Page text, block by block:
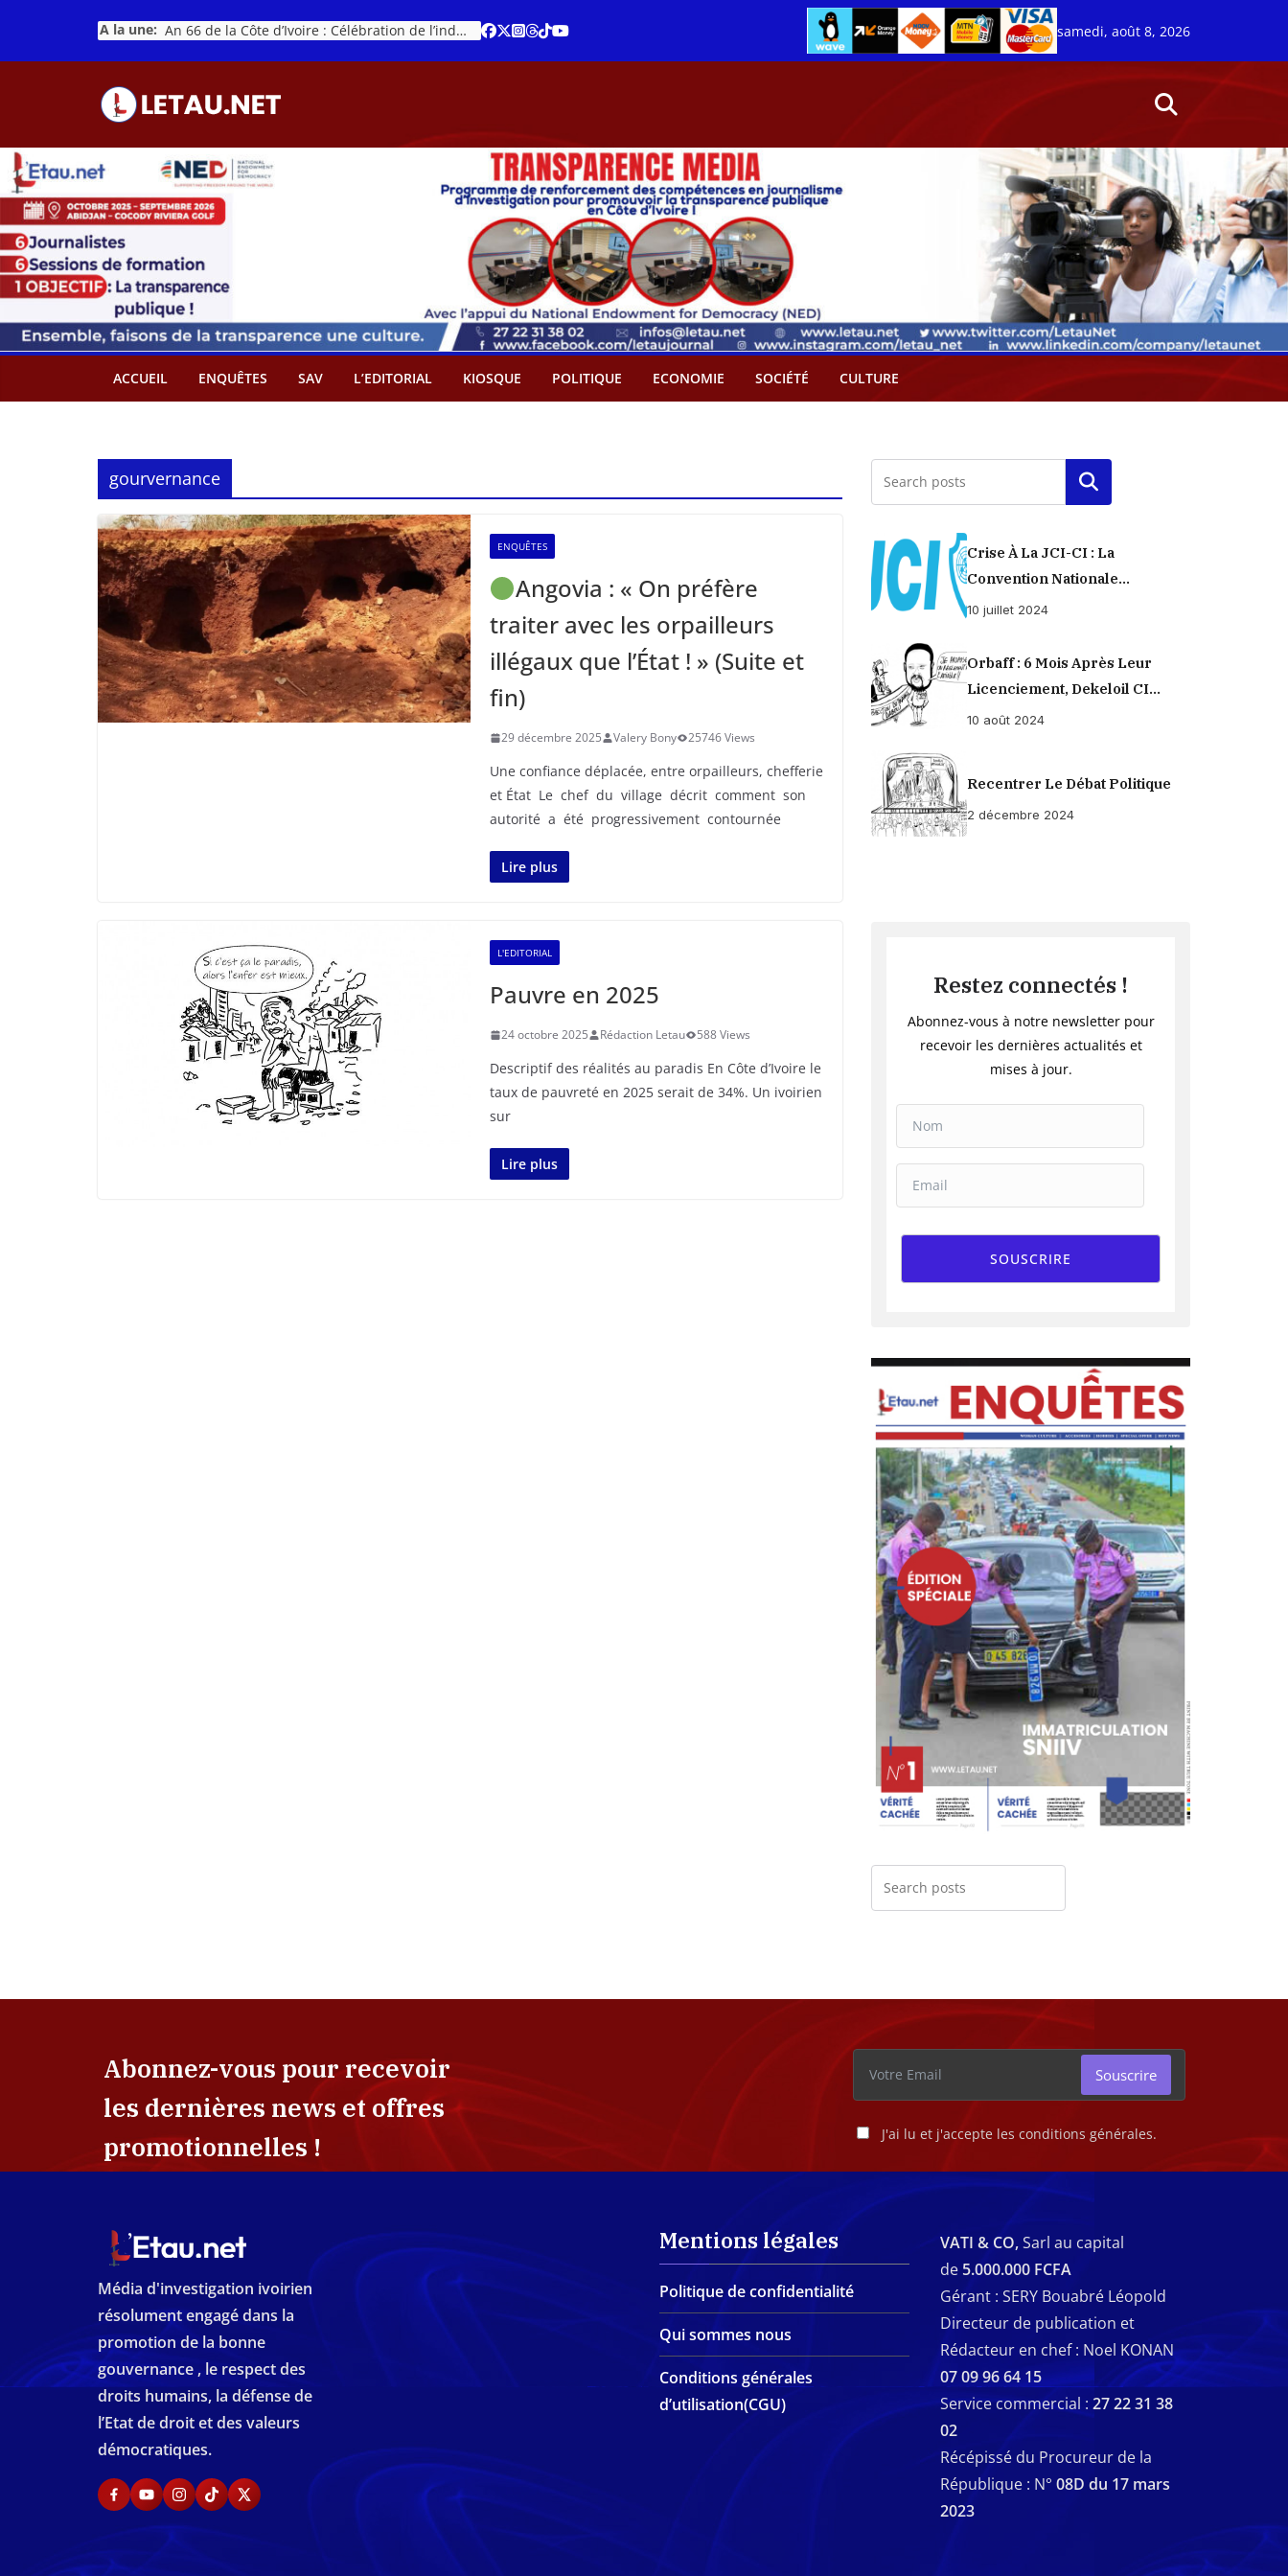
contenu
A la une:
An 66 de la Côte d’Ivoire : Célébration de l’indépendance ou cérémonie d’hommage à Ouattara ?
samedi, août 8, 2026
ACCUEIL ENQUÊTES SAV L’EDITORIAL KIOSQUE POLITIQUE ECONOMIE SOCIÉTÉ CULTURE
gourvernance
ENQUÊTES
Angovia : « On préfère
traiter avec les orpailleurs
illégaux que l’État ! » (Suite et
fin)
29 décembre 2025 Valery Bony 25746 Views
Une confiance déplacée, entre orpailleurs, chefferie
et État Le chef du village décrit comment son
autorité a été progressivement contournée
Lire plus
L'EDITORIAL
Pauvre en 2025
24 octobre 2025 Rédaction Letau 588 Views
Descriptif des réalités au paradis En Côte d’Ivoire le
taux de pauvreté en 2025 serait de 34%. Un ivoirien
sur
Lire plus
Rechercher
Crise À La JCI-CI : La
Convention Nationale
Provisoirement Suspendue
10 juillet 2024
Orbaff : 6 Mois Après Leur
Licenciement, Dekeloil CI
Propose À Ses Ex-Ouvriers Un
10 août 2024
Recentrer Le Débat Politique
2 décembre 2024
Restez connectés !
Abonnez-vous à notre newsletter pour
recevoir les dernières actualités et
mises à jour.
SOUSCRIRE
Abonnez-vous pour recevoir
les dernières news et offres
promotionnelles !
J'ai lu et j'accepte les conditions générales.
Souscrire
Média d'investigation ivoirien
résolument engagé dans la
promotion de la bonne
gouvernance , le respect des
droits humains, la défense de
l’Etat de droit et des valeurs
démocratiques.
Mentions légales
Politique de confidentialité
Qui sommes nous
Conditions générales
d’utilisation(CGU)
VATI & CO,Sarl au capital
de 5.000.000 FCFA
Gérant : SERY Bouabré Léopold
Directeur de publication et
Rédacteur en chef : Noel KONAN
07 09 96 64 15
Service commercial : 27 22 31 38
02
Récépissé du Procureur de la
République : N° 08D du 17 mars
2023